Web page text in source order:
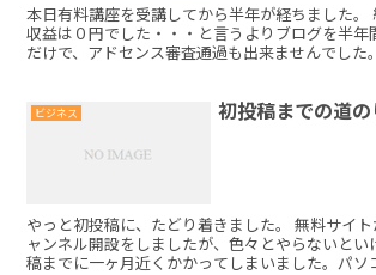
本日有料講座を受講してから半年が経ちました。
収益は０円でした・・・と言うよりブログを半年
だけで、アドセンス審査通過も出来ませんでした
ビジネス 初投稿までの道の
やっと初投稿に、たどり着きました。 無料サイ
ャンネル開設をしましたが、色々とやらないとい
稿までに一ヶ月近くかかってしまいました。パソ